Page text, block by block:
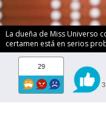
La dueña de Miss Universo
certamen está en serios
29
3